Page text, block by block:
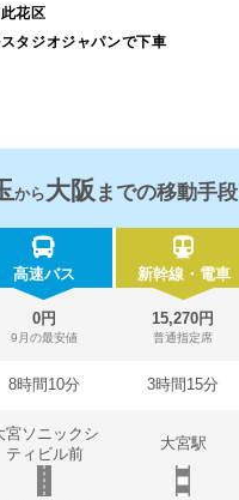
花区
タジオジャパンで下車
から大阪 までの移動手
高速バス 新幹線・電車
0円
9月の最安値
15,270円
普通指定席
8時間10分 3時間15分
宮ソニックシ
ティビル前
大宮駅